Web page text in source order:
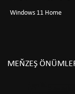
Windows 11 Home
MEŇZEŞ